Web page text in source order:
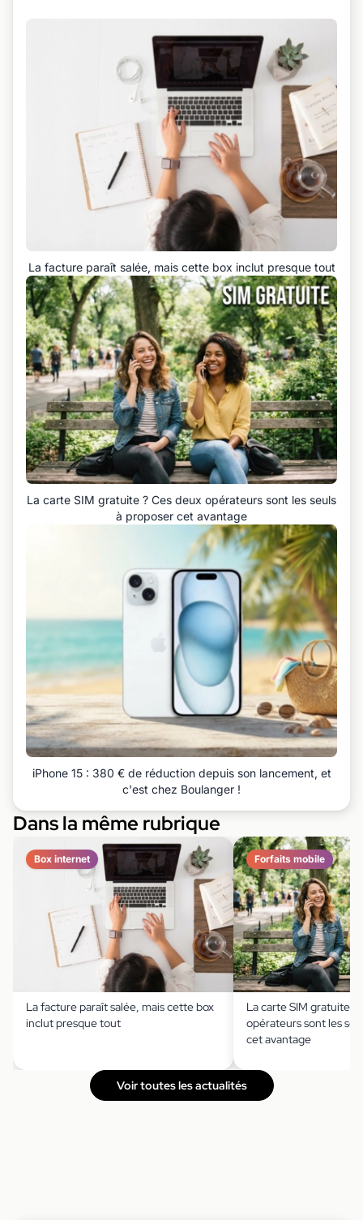
La facture paraît salée, mais cette box inclut presque tout
La carte SIM gratuite ? Ces deux opérateurs sont les seuls
à proposer cet avantage
iPhone 15 : 380 € de réduction depuis son lancement, et
c'est chez Boulanger !
Dans la même rubrique
Box internet
La facture paraît salée, mais cette box
inclut presque tout
Forfaits mobile
La carte SIM gratuite ?
opérateurs sont les
cet avantage
Voir toutes les actualités